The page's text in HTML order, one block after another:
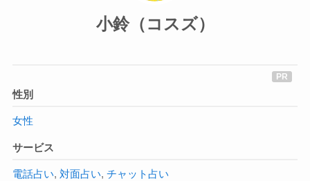
小鈴（コスズ）
性別
女性
サービス
電話占い, 対面占い, チャット占い